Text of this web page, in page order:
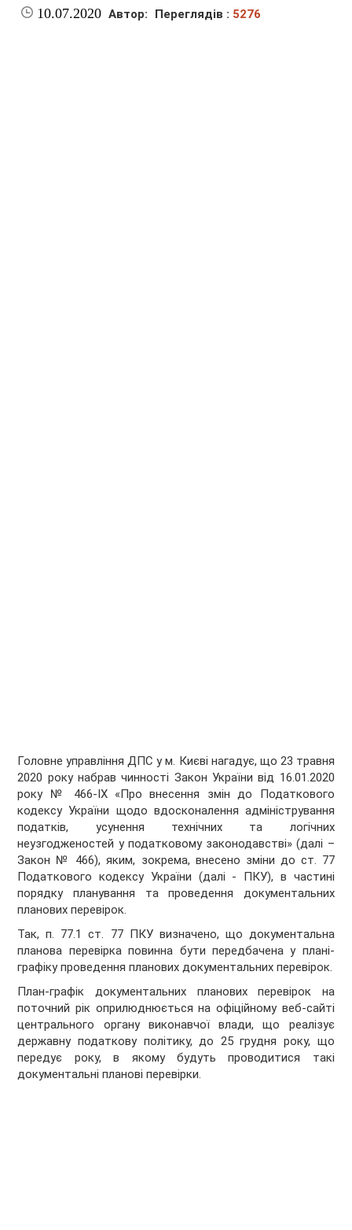
10.07.2020 Автор: Переглядів : 5276
Головне управління ДПС у м. Києві нагадує, що 23 травня
2020 року набрав чинності Закон України від 16.01.2020
року № 466-ІХ «Про внесення змін до Податкового
кодексу України щодо вдосконалення адміністрування
податків, усунення технічних та логічних
неузгодженостей у податковому законодавстві» (далі –
Закон № 466), яким, зокрема, внесено зміни до ст. 77
Податкового кодексу України (далі - ПКУ), в частині
порядку планування та проведення документальних
планових перевірок.
Так, п. 77.1 ст. 77 ПКУ визначено, що документальна
планова перевірка повинна бути передбачена у плані-
графіку проведення планових документальних перевірок.
План-графік документальних планових перевірок на
поточний рік оприлюднюється на офіційному веб-сайті
центрального органу виконавчої влади, що реалізує
державну податкову політику, до 25 грудня року, що
передує року, в якому будуть проводитися такі
документальні планові перевірки.